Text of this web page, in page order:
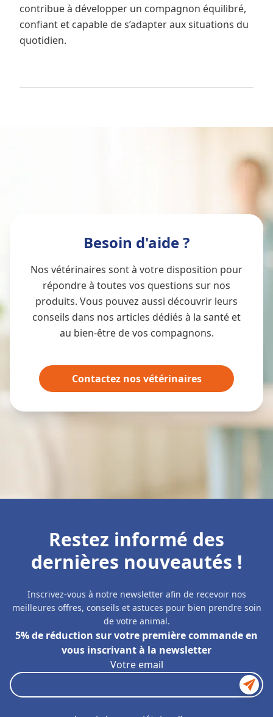
contribue à développer un compagnon équilibré,
confiant et capable de s’adapter aux situations du
quotidien.
Besoin d'aide ?
Nos vétérinaires sont à votre disposition pour
répondre à toutes vos questions sur nos
produits. Vous pouvez aussi découvrir leurs
conseils dans nos articles dédiés à la santé et
au bien-être de vos compagnons.
Contactez nos vétérinaires
Restez informé des
dernières nouveautés !
Inscrivez-vous à notre newsletter afin de recevoir nos
meilleures offres, conseils et astuces pour bien prendre soin
de votre animal.
5% de réduction sur votre première commande en
vous inscrivant à la newsletter
Votre email